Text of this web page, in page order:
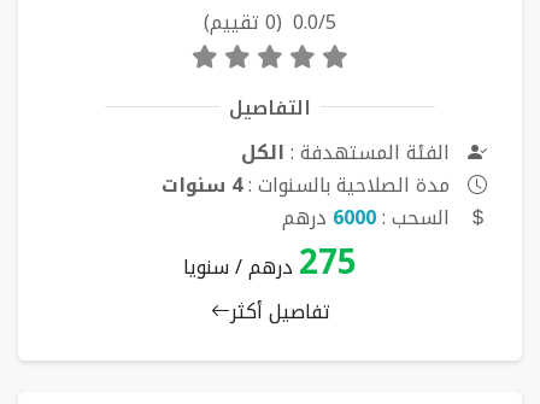
0.0/5 (0 تقييم)
التفاصيل
الفئة المستهدفة :الكل
مدة الصلاحية بالسنوات :4 سنوات
السحب :6000 درهم
275 درهم / سنويا
تفاصيل أكثر